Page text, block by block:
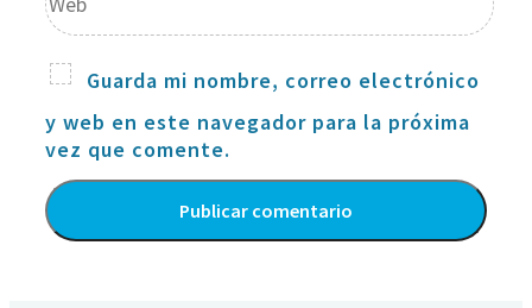
Guarda mi nombre, correo electrónico
y web en este navegador para la próxima
vez que comente.